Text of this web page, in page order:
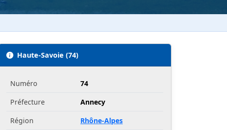
Haute-Savoie (74)
Numéro
74
Préfecture
Annecy
Région
Rhône-Alpes